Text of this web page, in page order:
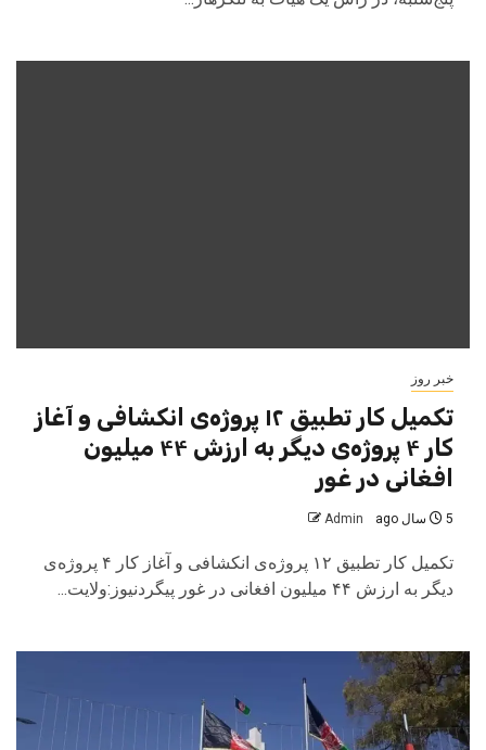
خبر روز
تکمیل کار تطبیق ۱۲ پروژه‌ی انکشافی و آغاز
کار ۴ پروژه‌ی دیگر به ارزش ۴۴ میلیون
افغانی در غور
5 سال ago Admin
تکمیل کار تطبیق ۱۲ پروژه‌ی انکشافی و آغاز کار ۴ پروژه‌ی
دیگر به ارزش ۴۴ میلیون افغانی در غور پیگردنیوز:ولایت...